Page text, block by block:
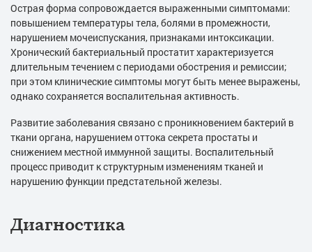
Острая форма сопровождается выраженными симптомами:
повышением температуры тела, болями в промежности,
нарушением мочеиспускания, признаками интоксикации.
Хронический бактериальный простатит характеризуется
длительным течением с периодами обострения и ремиссии;
при этом клинические симптомы могут быть менее выражены,
однако сохраняется воспалительная активность.
Развитие заболевания связано с проникновением бактерий в
ткани органа, нарушением оттока секрета простаты и
снижением местной иммунной защиты. Воспалительный
процесс приводит к структурным изменениям тканей и
нарушению функции предстательной железы.
Диагностика